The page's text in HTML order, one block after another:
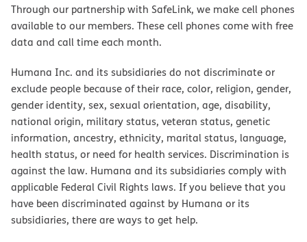
Through our partnership with SafeLink, we make cell phones
available to our members. These cell phones come with free
data and call time each month.
Humana Inc. and its subsidiaries do not discriminate or
exclude people because of their race, color, religion, gender,
gender identity, sex, sexual orientation, age, disability,
national origin, military status, veteran status, genetic
information, ancestry, ethnicity, marital status, language,
health status, or need for health services. Discrimination is
against the law. Humana and its subsidiaries comply with
applicable Federal Civil Rights laws. If you believe that you
have been discriminated against by Humana or its
subsidiaries, there are ways to get help.